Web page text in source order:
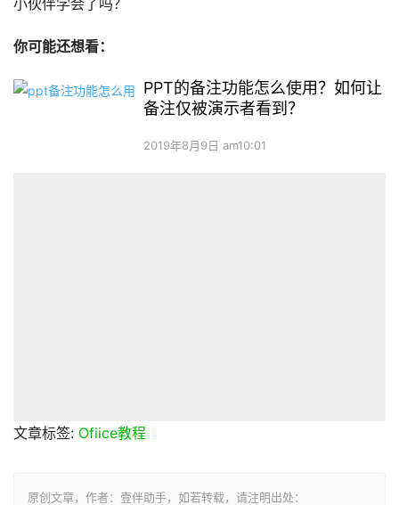
小伙伴学会了吗？
你可能还想看：
文章标签: Ofiice教程
原创文章，作者：壹伴助手，如若转载，请注明出处：